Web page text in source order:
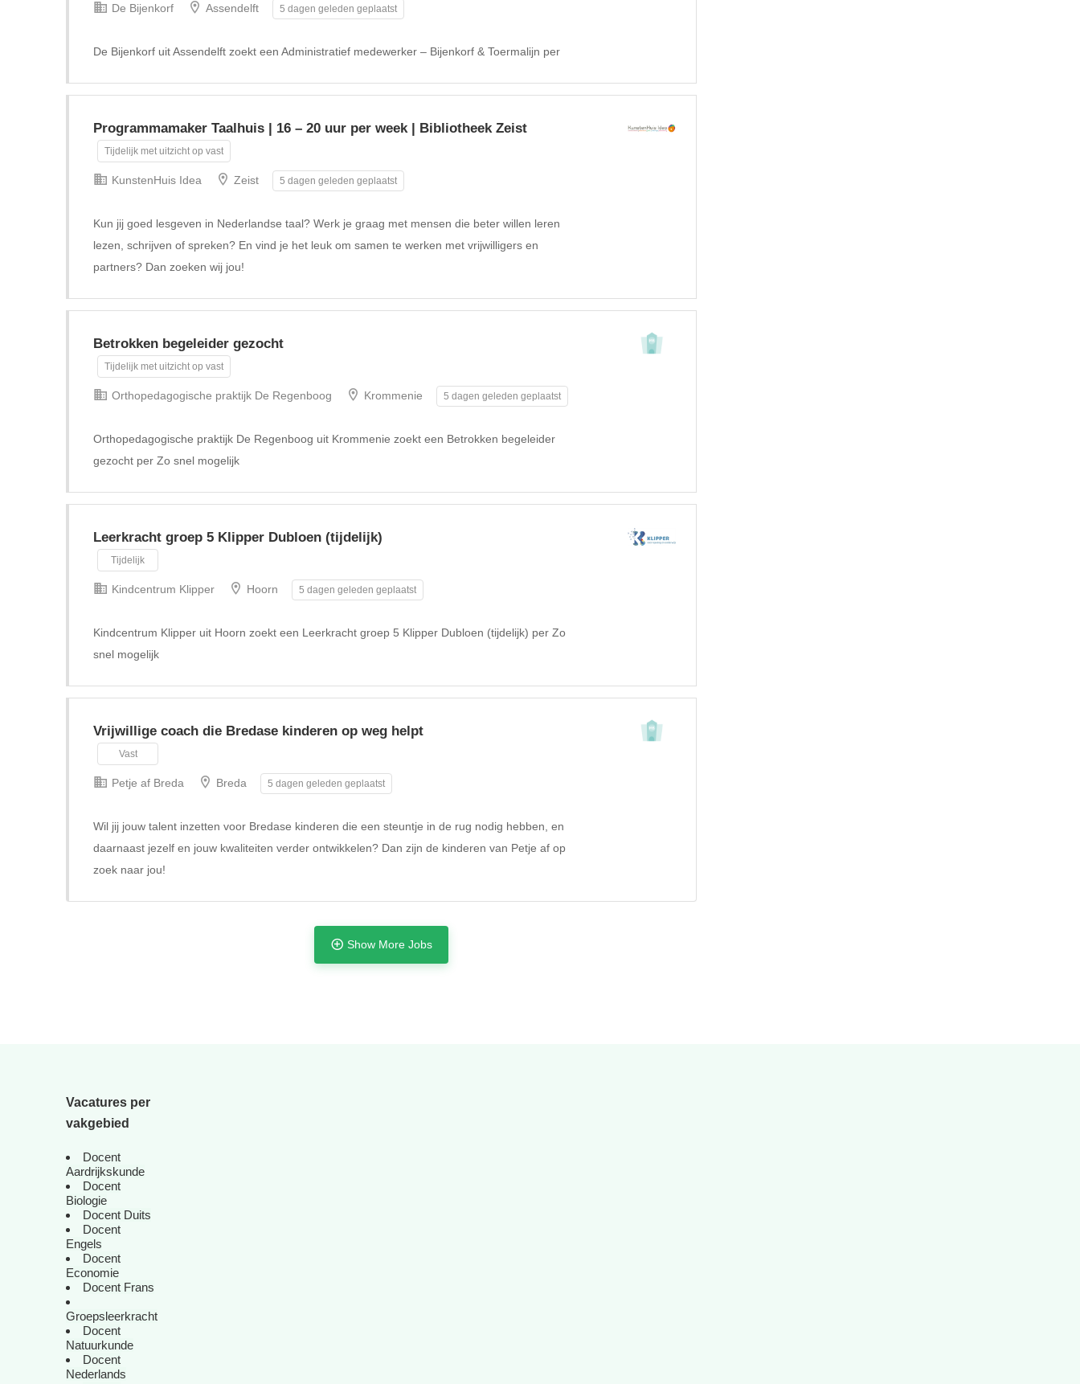
De Bijenkorf Assendelft 5 dagen geleden geplaatst
De Bijenkorf uit Assendelft zoekt een Administratief medewerker – Bijenkorf & Toermalijn per
Programmamaker Taalhuis | 16 – 20 uur per week | Bibliotheek Zeist
Tijdelijk met uitzicht op vast
KunstenHuis Idea Zeist 5 dagen geleden geplaatst
Kun jij goed lesgeven in Nederlandse taal? Werk je graag met mensen die beter willen leren
lezen, schrijven of spreken? En vind je het leuk om samen te werken met vrijwilligers en
partners? Dan zoeken wij jou!
Betrokken begeleider gezocht
Tijdelijk met uitzicht op vast
Orthopedagogische praktijk De Regenboog Krommenie 5 dagen geleden geplaatst
Orthopedagogische praktijk De Regenboog uit Krommenie zoekt een Betrokken begeleider
gezocht per Zo snel mogelijk
Leerkracht groep 5 Klipper Dubloen (tijdelijk)
Tijdelijk
Kindcentrum Klipper Hoorn 5 dagen geleden geplaatst
Kindcentrum Klipper uit Hoorn zoekt een Leerkracht groep 5 Klipper Dubloen (tijdelijk) per Zo
snel mogelijk
Vrijwillige coach die Bredase kinderen op weg helpt
Vast
Petje af Breda Breda 5 dagen geleden geplaatst
Wil jij jouw talent inzetten voor Bredase kinderen die een steuntje in de rug nodig hebben, en
daarnaast jezelf en jouw kwaliteiten verder ontwikkelen? Dan zijn de kinderen van Petje af op
zoek naar jou!
Show More Jobs
Vacatures per
vakgebied
Docent
Aardrijkskunde
Docent
Biologie
Docent Duits
Docent
Engels
Docent
Economie
Docent Frans
Groepsleerkracht
Docent
Natuurkunde
Docent
Nederlands